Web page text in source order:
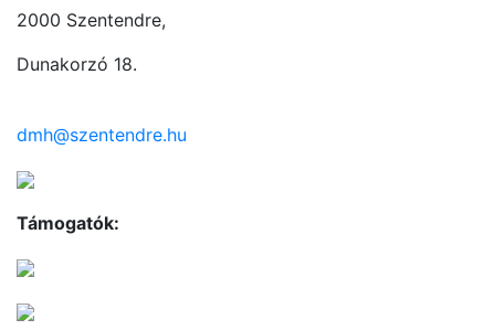
2000 Szentendre,
Dunakorzó 18.
dmh@szentendre.hu
Támogatók: